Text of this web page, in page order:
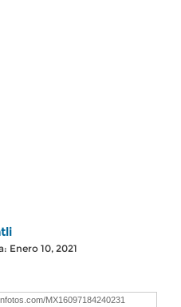
Enero 10, 2021